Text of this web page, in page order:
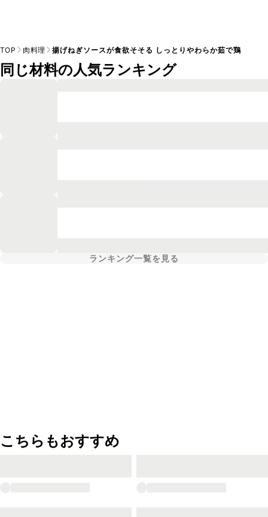
TOP 肉料理 揚げねぎソースが食欲そそる しっとりやわらか茹で鶏
同じ材料の人気ランキング
ランキング一覧を見る
こちらもおすすめ